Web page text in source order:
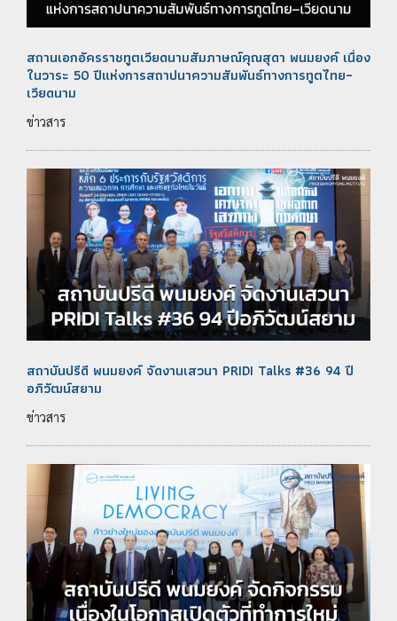
สถานเอกอัครราชทูตเวียดนามสัมภาษณ์คุณสุดา พนมยงค์ เนื่อง
ในวาระ 50 ปีแห่งการสถาปนาความสัมพันธ์ทางการทูตไทย–
เวียดนาม
ข่าวสาร
สถาบันปรีดี พนมยงค์ จัดงานเสวนา PRIDI Talks #36 94 ปี
อภิวัฒน์สยาม
ข่าวสาร